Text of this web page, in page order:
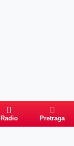
Radio Pretraga